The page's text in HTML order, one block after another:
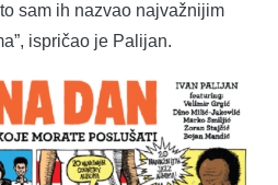
sam ih nazvao najvažnijim
ispričao je Palijan.